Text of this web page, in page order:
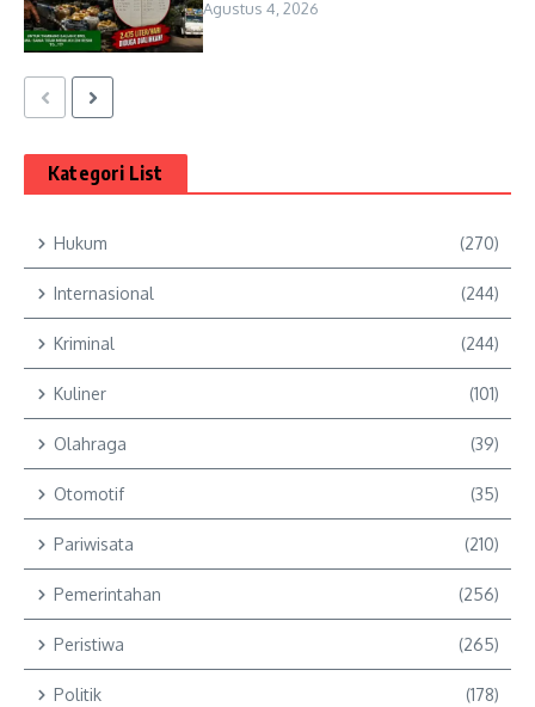
Agustus 4, 2026
Kategori List
Hukum (270)
Internasional (244)
Kriminal (244)
Kuliner (101)
Olahraga (39)
Otomotif (35)
Pariwisata (210)
Pemerintahan (256)
Peristiwa (265)
Politik (178)